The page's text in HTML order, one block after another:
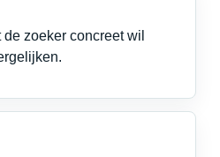
zoeker concreet wil